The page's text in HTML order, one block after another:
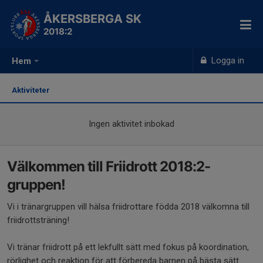
Hem Logga in
ÅKERSBERGA SK
2018:2
Aktiviteter
Ingen aktivitet inbokad
Välkommen till Friidrott 2018:2-
gruppen!
Vi i tränargruppen vill hälsa friidrottare födda 2018 välkomna till
friidrottsträning!
Vi tränar friidrott på ett lekfullt sätt med fokus på koordination,
rörlighet och reaktion för att förbereda barnen på bästa sätt